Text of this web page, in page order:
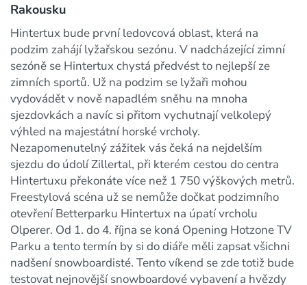
Rakousku
Hintertux bude první ledovcová oblast, která na
podzim zahájí lyžařskou sezónu. V nadcházející zimní
sezóně se Hintertux chystá předvést to nejlepší ze
zimních sportů. Už na podzim se lyžaři mohou
vydovádět v nově napadlém sněhu na mnoha
sjezdovkách a navíc si přitom vychutnají velkolepý
výhled na majestátní horské vrcholy.
Nezapomenutelný zážitek vás čeká na nejdelším
sjezdu do údolí Zillertal, při kterém cestou do centra
Hintertuxu překonáte více než 1 750 výškových metrů.
Freestylová scéna už se nemůže dočkat podzimního
otevření Betterparku Hintertux na úpatí vrcholu
Olperer. Od 1. do 4. října se koná Opening Hotzone TV
Parku a tento termín by si do diáře měli zapsat všichni
nadšení snowboardisté. Tento víkend se zde totiž bude
testovat nejnovější snowboardové vybavení a hvězdy